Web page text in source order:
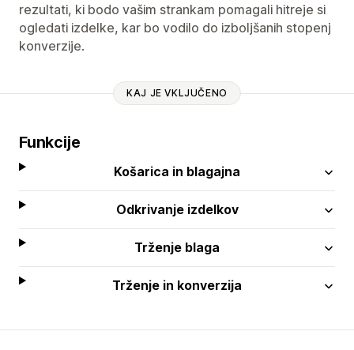
rezultati, ki bodo vašim strankam pomagali hitreje si
ogledati izdelke, kar bo vodilo do izboljšanih stopenj
konverzije.
KAJ JE VKLJUČENO
Funkcije
Košarica in blagajna
Odkrivanje izdelkov
Trženje blaga
Trženje in konverzija